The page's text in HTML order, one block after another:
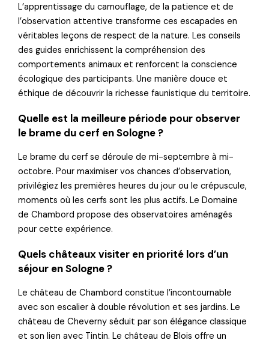
L’apprentissage du camouflage, de la patience et de
l’observation attentive transforme ces escapades en
véritables leçons de respect de la nature. Les conseils
des guides enrichissent la compréhension des
comportements animaux et renforcent la conscience
écologique des participants. Une manière douce et
éthique de découvrir la richesse faunistique du territoire.
Quelle est la meilleure période pour observer
le brame du cerf en Sologne ?
Le brame du cerf se déroule de mi-septembre à mi-
octobre. Pour maximiser vos chances d’observation,
privilégiez les premières heures du jour ou le crépuscule,
moments où les cerfs sont les plus actifs. Le Domaine
de Chambord propose des observatoires aménagés
pour cette expérience.
Quels châteaux visiter en priorité lors d’un
séjour en Sologne ?
Le château de Chambord constitue l’incontournable
avec son escalier à double révolution et ses jardins. Le
château de Cheverny séduit par son élégance classique
et son lien avec Tintin. Le château de Blois offre un